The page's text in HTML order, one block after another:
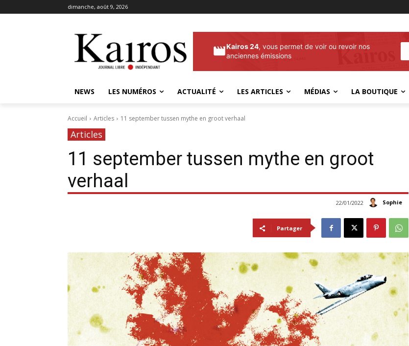
dimanche, août 9, 2026
Kairos 24, vous permet de voir ou revoir nos
anciennes émissions
NEWS LES NUMÉROS ACTUALITÉ LES ARTICLES MÉDIAS LA BOUTIQUE
Accueil Articles 11 september tussen mythe en groot verhaal
Articles
11 september tussen mythe en groot
verhaal
Sophie
22/01/2022
Partager